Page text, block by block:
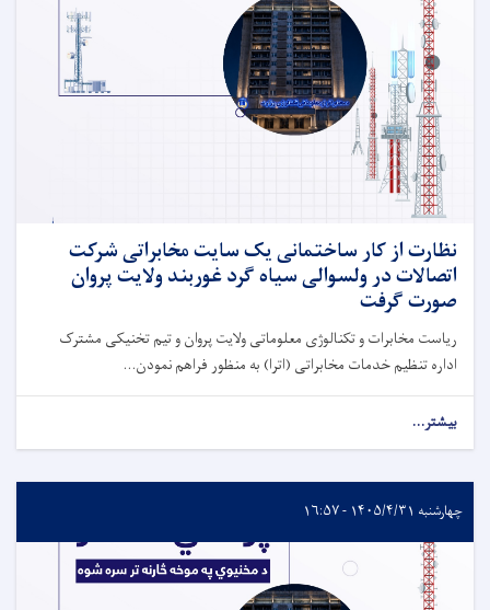
نظارت از کار ساختمانی یک سایت مخابراتی شرکت
اتصالات در ولسوالی سیاه گرد غوربند ولایت پروان
صورت گرفت
ریاست مخابرات و تکنالوژی معلوماتی ولایت پروان و تیم تخنیکی مشترک
اداره تنظیم خدمات مخابراتی (اترا) به منظور فراهم نمودن...
بیشتر...
چهارشنبه ۱۴۰۵/۴/۳۱ - ۱۶:۵۷